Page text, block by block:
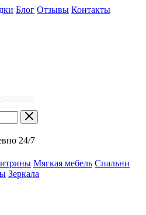
Блог Отзывы Контакты
24/7
Мягкая мебель Спальни
Зеркала